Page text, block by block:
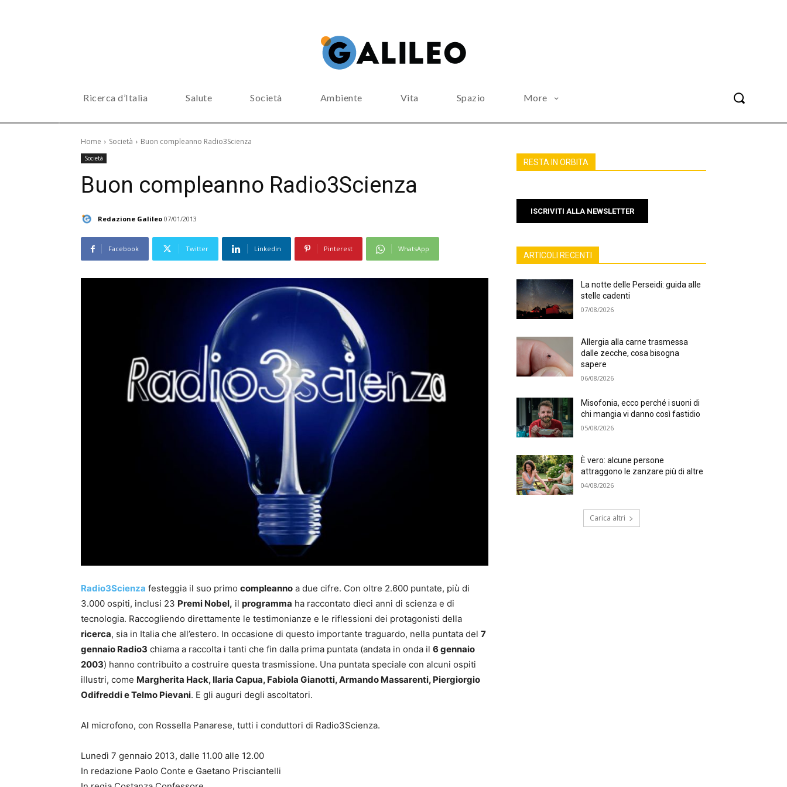
Ricerca d’Italia Salute Società Ambiente Vita Spazio More
Home Società Buon compleanno Radio3Scienza
Società
Buon compleanno Radio3Scienza
Redazione Galileo 07/01/2013
Facebook Twitter Linkedin Pinterest WhatsApp
Radio3Scienza festeggia il suo primo compleanno a due cifre. Con oltre 2.600 puntate, più di
3.000 ospiti, inclusi 23 Premi Nobel, il programma ha raccontato dieci anni di scienza e di
tecnologia. Raccogliendo direttamente le testimonianze e le riflessioni dei protagonisti della
ricerca, sia in Italia che all’estero. In occasione di questo importante traguardo, nella puntata del 7
gennaio Radio3 chiama a raccolta i tanti che fin dalla prima puntata (andata in onda il 6 gennaio
2003) hanno contribuito a costruire questa trasmissione. Una puntata speciale con alcuni ospiti
illustri, come Margherita Hack, Ilaria Capua, Fabiola Gianotti, Armando Massarenti, Piergiorgio
Odifreddi e Telmo Pievani. E gli auguri degli ascoltatori.
Al microfono, con Rossella Panarese, tutti i conduttori di Radio3Scienza.
Lunedì 7 gennaio 2013, dalle 11.00 alle 12.00
In redazione Paolo Conte e Gaetano Prisciantelli
RESTA IN ORBITA
ISCRIVITI ALLA NEWSLETTER
ARTICOLI RECENTI
La notte delle Perseidi: guida alle
stelle cadenti
07/08/2026
Allergia alla carne trasmessa
dalle zecche, cosa bisogna
sapere
06/08/2026
Misofonia, ecco perché i suoni di
chi mangia vi danno così fastidio
05/08/2026
È vero: alcune persone
attraggono le zanzare più di altre
04/08/2026
Carica altri